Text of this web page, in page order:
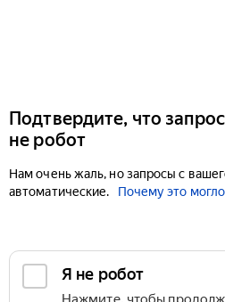
Подтвердите, что
не робот
Нам очень жаль, но запросы с
автоматические.
Почему это